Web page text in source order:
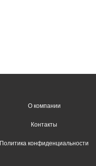
О компании
Контакты
Политика конфиденциальности